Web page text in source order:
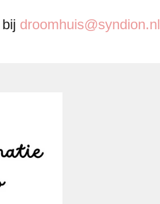
droomhuis@syndion.nl